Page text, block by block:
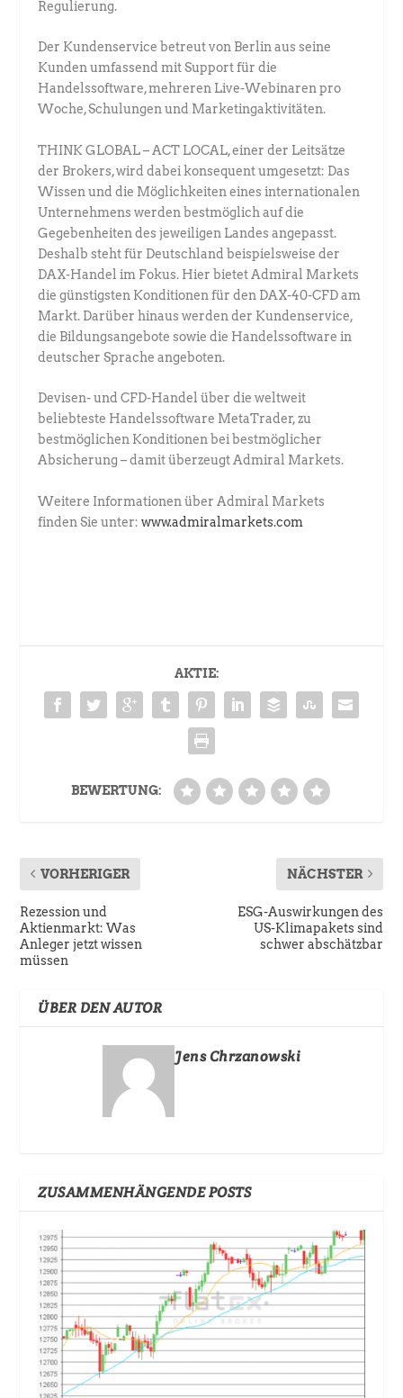
Regulierung.
Der Kundenservice betreut von Berlin aus seine
Kunden umfassend mit Support für die
Handelssoftware, mehreren Live-Webinaren pro
Woche, Schulungen und Marketingaktivitäten.
THINK GLOBAL – ACT LOCAL, einer der Leitsätze
der Brokers, wird dabei konsequent umgesetzt: Das
Wissen und die Möglichkeiten eines internationalen
Unternehmens werden bestmöglich auf die
Gegebenheiten des jeweiligen Landes angepasst.
Deshalb steht für Deutschland beispielsweise der
DAX-Handel im Fokus. Hier bietet Admiral Markets
die günstigsten Konditionen für den DAX-40-CFD am
Markt. Darüber hinaus werden der Kundenservice,
die Bildungsangebote sowie die Handelssoftware in
deutscher Sprache angeboten.
Devisen- und CFD-Handel über die weltweit
beliebteste Handelssoftware MetaTrader, zu
bestmöglichen Konditionen bei bestmöglicher
Absicherung – damit überzeugt Admiral Markets.
Weitere Informationen über Admiral Markets
finden Sie unter:www.admiralmarkets.com
AKTIE:
BEWERTUNG:
VORHERIGER
Rezession und
Aktienmarkt: Was
Anleger jetzt wissen
müssen
NÄCHSTER
ESG-Auswirkungen des
US-Klimapakets sind
schwer abschätzbar
ÜBER DEN AUTOR
Jens Chrzanowski
ZUSAMMENHÄNGENDE POSTS